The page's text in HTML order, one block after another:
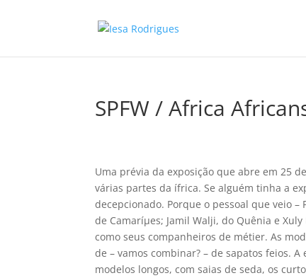
SPFW / Africa
Uma prévia da exposição que abre em 25
várias partes da ífrica. Se alguém tinha a
decepcionado. Porque o pessoal que veio –
de Camaríµes; Jamil Walji, do Quênia e
como seus companheiros de métier. As
de – vamos combinar? – de sapatos feios.
modelos longos, com saias de seda, os